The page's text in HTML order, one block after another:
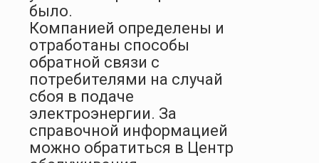
было.
Компанией определены и
отработаны способы
обратной связи с
потребителями на случай
сбоя в подаче
электроэнергии. За
справочной информацией
можно обратиться в Центр